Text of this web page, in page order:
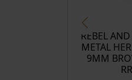
REBEL
METAL
9MM